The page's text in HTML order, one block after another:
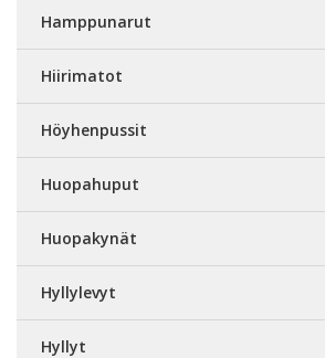
Hamppunarut
Hiirimatot
Höyhenpussit
Huopahuput
Huopakynät
Hyllylevyt
Hyllyt